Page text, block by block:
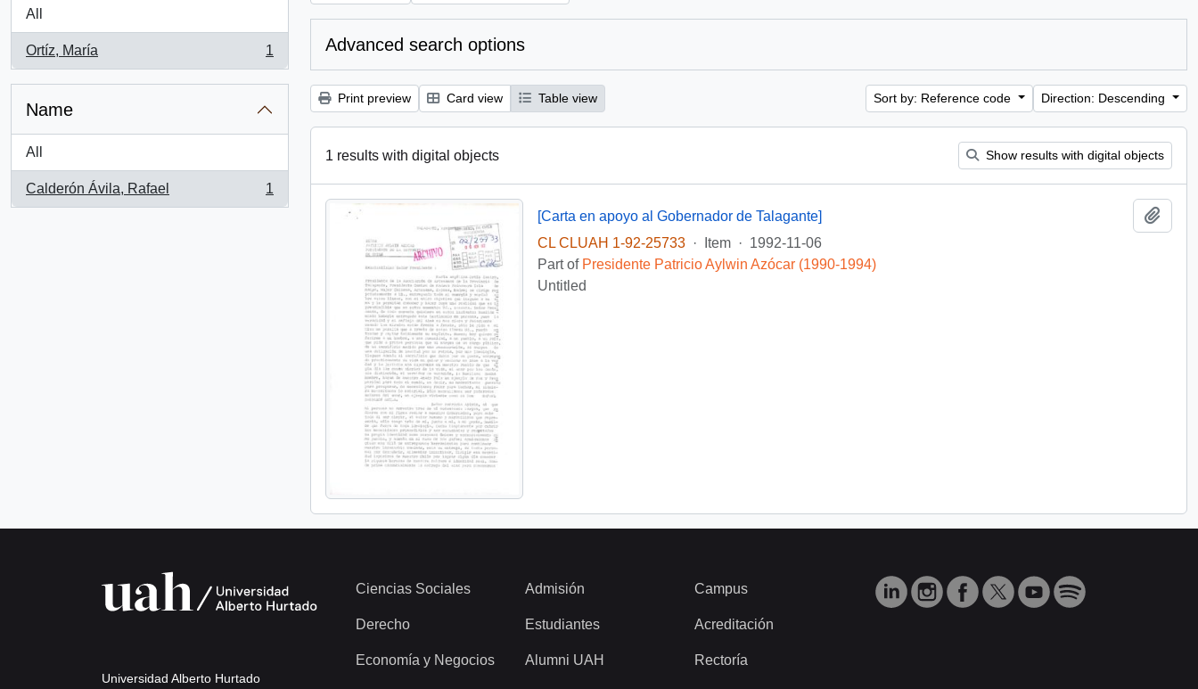
All
Ortíz, María
, 1 results
1
Name
All
Calderón Ávila, Rafael
, 1 results
1
Advanced search options
Print preview Card view Table view Sort by: Reference code Direction: Descending
1 results with digital objects Show results with digital objects
[Carta en apoyo al Gobernador de Talagante]
CL CLUAH 1-92-25733
· Item · 1992-11-06
Part of Presidente Patricio Aylwin Azócar (1990-1994)
Untitled
Universidad Alberto Hurtado
Ciencias Sociales
Derecho
Economía y Negocios
Admisión
Estudiantes
Alumni UAH
Campus
Acreditación
Rectoría